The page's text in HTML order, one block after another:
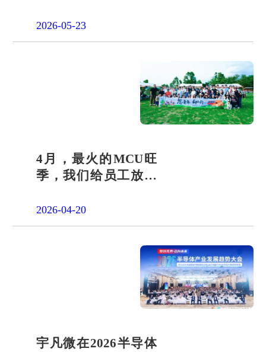
答卷
2026-05-23
4月，最火的MCU旺
季，我们给员工放了
2026-04-20
宇凡微在2026半导体